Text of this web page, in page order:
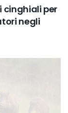
cinghiali per
negli